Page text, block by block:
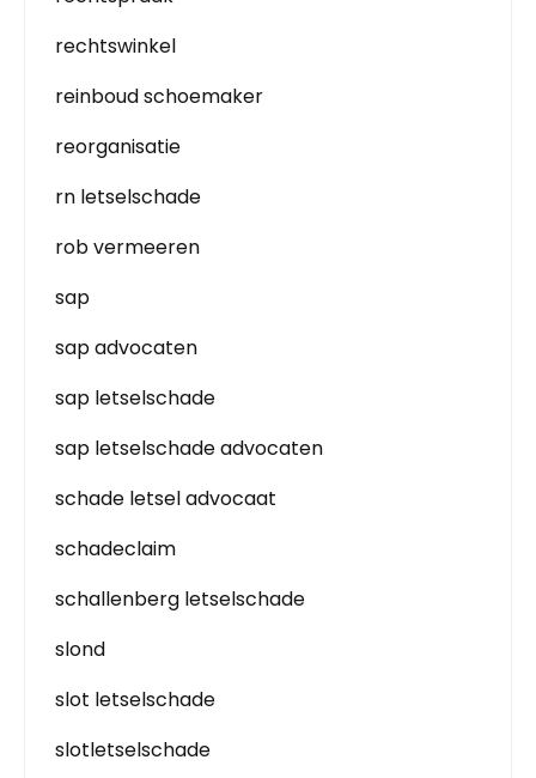
rechtswinkel
reinboud schoemaker
reorganisatie
rn letselschade
rob vermeeren
sap
sap advocaten
sap letselschade
sap letselschade advocaten
schade letsel advocaat
schadeclaim
schallenberg letselschade
slond
slot letselschade
slotletselschade